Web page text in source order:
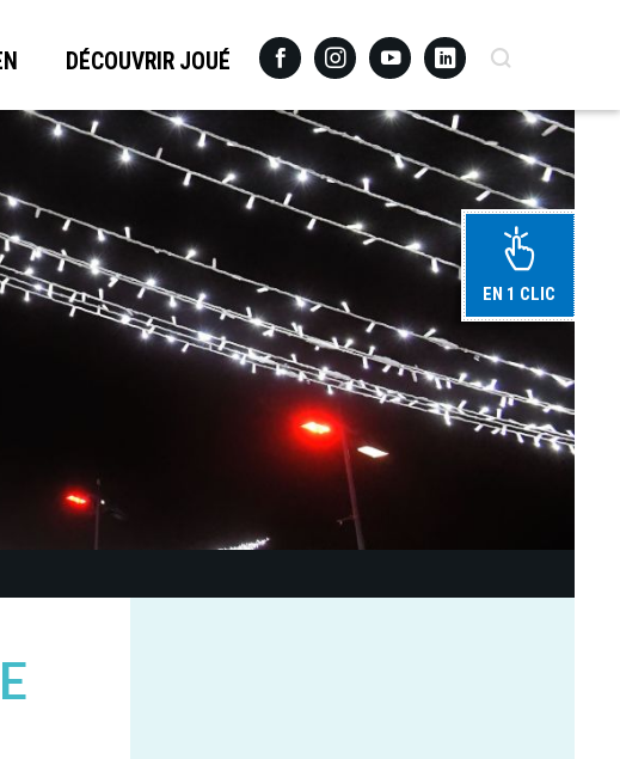
DÉCOUVRIR JOUÉ FacebookInstagramYoutubeLinkedinRecherche
EN 1 CLIC